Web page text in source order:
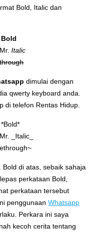
Bold, Italic dan
Bold
Italic
dimulai dengan
qwerty keyboard anda.
di telefon Rentas Hidup.
_Italic_
di atas, sebaik sahaja
perkataan Bold,
perkataan tersebut
penggunaanWhatsapp
Perkara ini saya
kecoh cerita tentang